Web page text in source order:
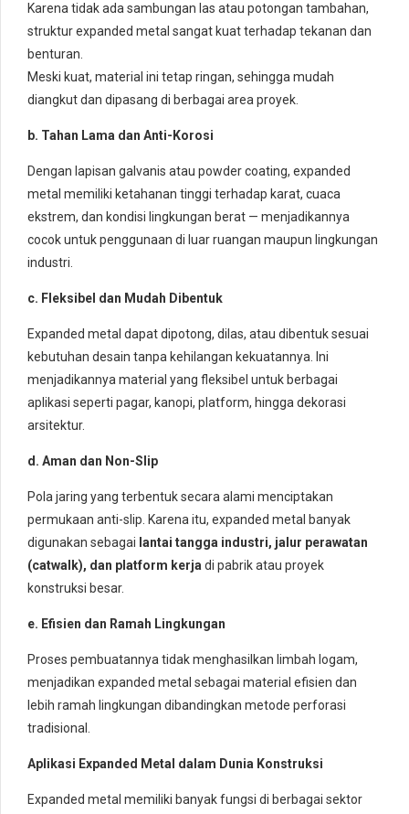
Karena tidak ada sambungan las atau potongan tambahan,
struktur expanded metal sangat kuat terhadap tekanan dan
benturan.
Meski kuat, material ini tetap ringan, sehingga mudah
diangkut dan dipasang di berbagai area proyek.
b. Tahan Lama dan Anti-Korosi
Dengan lapisan galvanis atau powder coating, expanded
metal memiliki ketahanan tinggi terhadap karat, cuaca
ekstrem, dan kondisi lingkungan berat — menjadikannya
cocok untuk penggunaan di luar ruangan maupun lingkungan
industri.
c. Fleksibel dan Mudah Dibentuk
Expanded metal dapat dipotong, dilas, atau dibentuk sesuai
kebutuhan desain tanpa kehilangan kekuatannya. Ini
menjadikannya material yang fleksibel untuk berbagai
aplikasi seperti pagar, kanopi, platform, hingga dekorasi
arsitektur.
d. Aman dan Non-Slip
Pola jaring yang terbentuk secara alami menciptakan
permukaan anti-slip. Karena itu, expanded metal banyak
digunakan sebagai lantai tangga industri, jalur perawatan
(catwalk), dan platform kerja di pabrik atau proyek
konstruksi besar.
e. Efisien dan Ramah Lingkungan
Proses pembuatannya tidak menghasilkan limbah logam,
menjadikan expanded metal sebagai material efisien dan
lebih ramah lingkungan dibandingkan metode perforasi
tradisional.
Aplikasi Expanded Metal dalam Dunia Konstruksi
Expanded metal memiliki banyak fungsi di berbagai sektor